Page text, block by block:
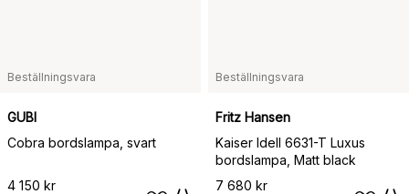
Beställningsvara
GUBI
Cobra bordslampa, svart
4 150 kr
Beställningsvara
Fritz Hansen
Kaiser Idell 6631-T Luxus
bordslampa, Matt black
7 680 kr